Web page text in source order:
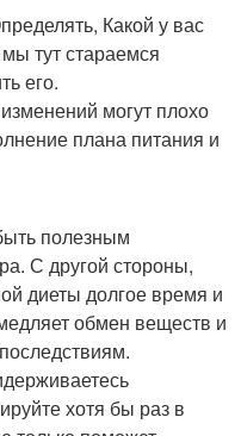
Какой у вас
тут стараемся
его.
могут плохо
плана питания и
полезным
С другой стороны,
диеты долгое время и
обмен веществ и
хотя бы раз в